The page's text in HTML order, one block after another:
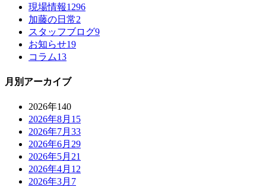
現場情報1296
加藤の日常2
スタッフブログ9
お知らせ19
コラム13
月別アーカイブ
2026年140
2026年8月 15
2026年7月 33
2026年6月 29
2026年5月 21
2026年4月 12
2026年3月 7